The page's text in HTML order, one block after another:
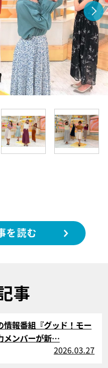
を読む
事
情報番組『グッド！モー
メンバーが新…
2026.03.27